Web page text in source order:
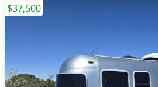
$37,500